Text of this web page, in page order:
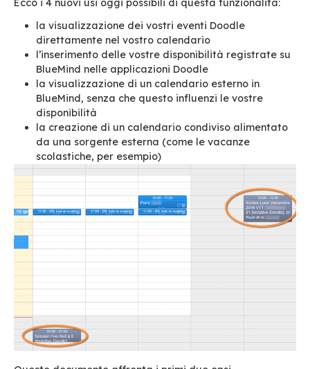
BlueMind v3.5 permette ad ogni utente di
calendari multipli per organizzare le proprie
Questi calendari posso essere gestiti
anche alimentati da una sorgente esterna di
quali Doodle o Gmail.
Ecco i 4 nuovi usi oggi possibili di questa
direttamente nel vostro calendario
l’inserimento delle vostre disponibilità
BlueMind nelle applicazioni Doodle
BlueMind, senza che questo influenzi le
la creazione di un calendario condiviso
scolastiche, per esempio)